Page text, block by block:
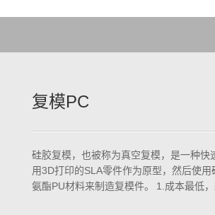
复模PC
硅胶复模，也被称为真空复模，是一种快
用3D打印的SLA零件作为原型，然后使
氨酯PU材料来制造复模件。 1.成本最低